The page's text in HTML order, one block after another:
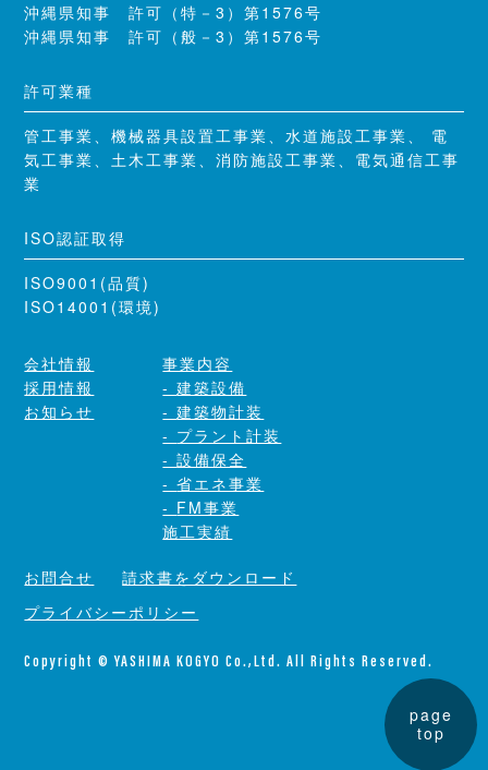
page
top
沖縄県知事 許可（特－3）第1576号
沖縄県知事 許可（般－3）第1576号
許可業種
管工事業、機械器具設置工事業、水道施設工事業、 電
気工事業、土木工事業、消防施設工事業、電気通信工事
業
ISO認証取得
ISO9001(品質)
ISO14001(環境)
会社情報
採用情報
お知らせ
事業内容
建築設備
建築物計装
プラント計装
設備保全
省エネ事業
FM事業
施工実績
お問合せ
請求書をダウンロード
プライバシーポリシー
Copyright © YASHIMA KOGYO Co.,Ltd. All Rights Reserved.